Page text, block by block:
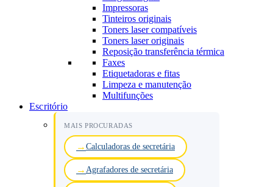
Impressoras
Tinteiros originais
Toners laser compatíveis
Toners laser originais
Reposição transferência térmica
Faxes
Etiquetadoras e fitas
Limpeza e manutenção
Multifunções
Escritório
MAIS PROCURADAS
Calculadoras de secretária
Agrafadores de secretária